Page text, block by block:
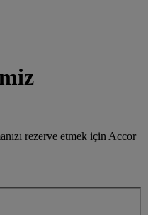
rezerve etmek için Accor